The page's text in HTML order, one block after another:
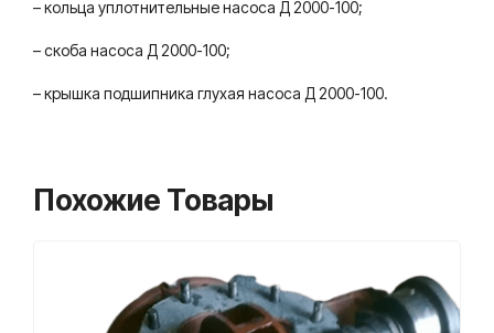
– кольца уплотнительные насоса Д 2000-100;
– скоба насоса Д 2000-100;
– крышка подшипника глухая насоса Д 2000-100.
Похожие Товары